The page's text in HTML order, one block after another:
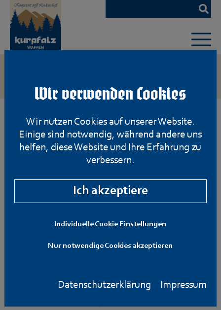
Wir verwenden Cookies
Wir nutzen Cookies auf unserer Website.
Einige sind notwendig, während andere uns
helfen, diese Website und Ihre Erfahrung zu
verbessern.
Ich akzeptiere
Individuelle Cookie Einstellungen
Nur notwendige Cookies akzeptieren
Datenschutzerklärung Impressum
Zum
Hauptinhalt
springen
Shotshell Primers Nr.